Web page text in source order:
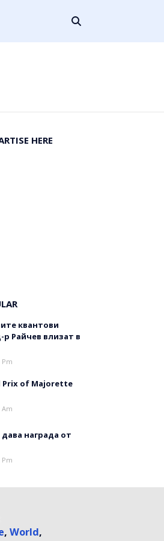
HERE
квантови
Райчев влизат в
Pm
Prix of Majorette
Am
награда от
Pm
, World,